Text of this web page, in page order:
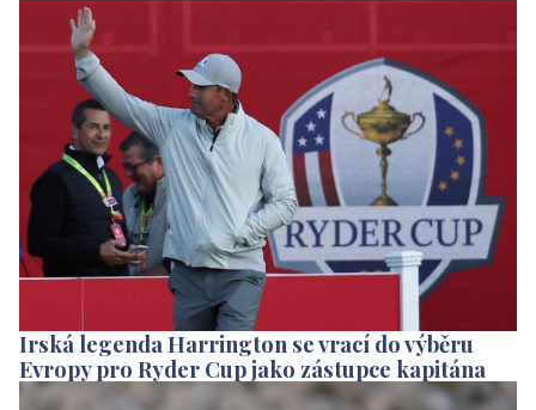
Irská legenda Harrington se vrací do výběru
Evropy pro Ryder Cup jako zástupce kapitána